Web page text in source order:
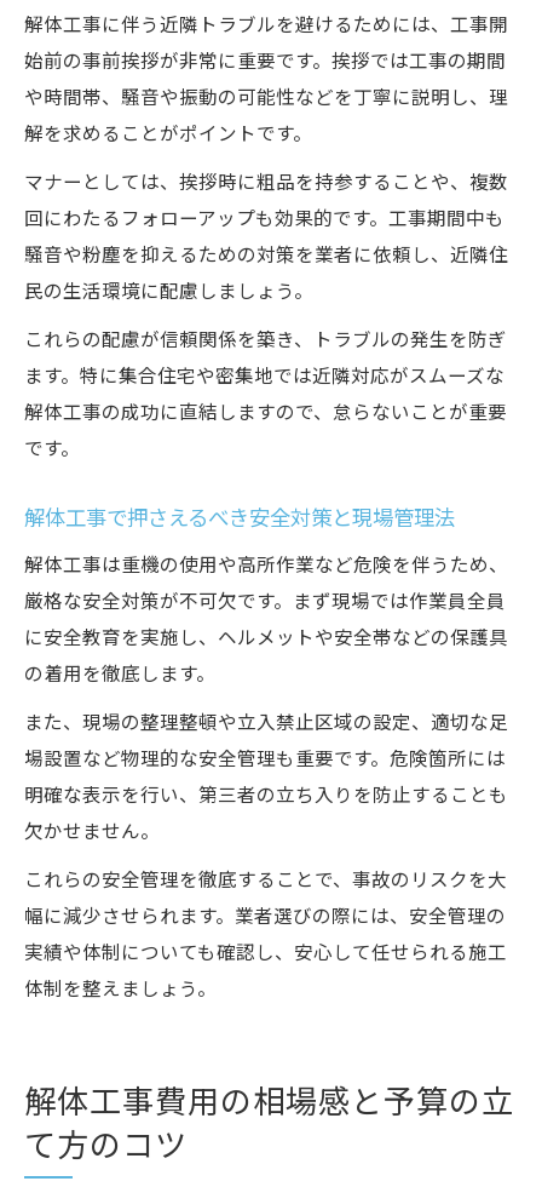
解体工事に伴う近隣トラブルを避けるためには、工事開
始前の事前挨拶が非常に重要です。挨拶では工事の期間
や時間帯、騒音や振動の可能性などを丁寧に説明し、理
解を求めることがポイントです。
マナーとしては、挨拶時に粗品を持参することや、複数
回にわたるフォローアップも効果的です。工事期間中も
騒音や粉塵を抑えるための対策を業者に依頼し、近隣住
民の生活環境に配慮しましょう。
これらの配慮が信頼関係を築き、トラブルの発生を防ぎ
ます。特に集合住宅や密集地では近隣対応がスムーズな
解体工事の成功に直結しますので、怠らないことが重要
です。
解体工事で押さえるべき安全対策と現場管理法
解体工事は重機の使用や高所作業など危険を伴うため、
厳格な安全対策が不可欠です。まず現場では作業員全員
に安全教育を実施し、ヘルメットや安全帯などの保護具
の着用を徹底します。
また、現場の整理整頓や立入禁止区域の設定、適切な足
場設置など物理的な安全管理も重要です。危険箇所には
明確な表示を行い、第三者の立ち入りを防止することも
欠かせません。
これらの安全管理を徹底することで、事故のリスクを大
幅に減少させられます。業者選びの際には、安全管理の
実績や体制についても確認し、安心して任せられる施工
体制を整えましょう。
解体工事費用の相場感と予算の立
て方のコツ